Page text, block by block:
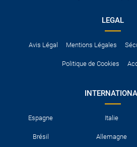
LEGAL
Avis Légal Mentions Légales
Politique de Cookies
Espagne Italie
Brésil Allemagne